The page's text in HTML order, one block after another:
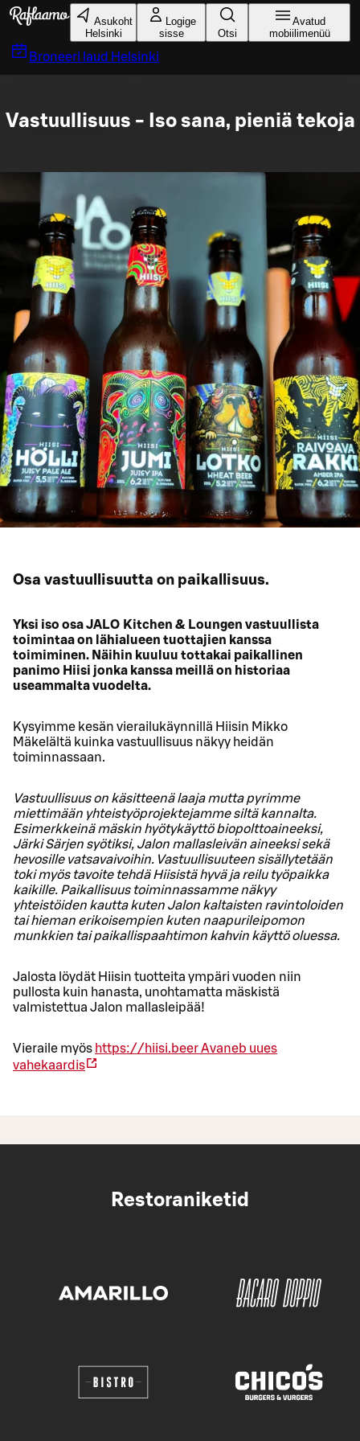
Liigu peamise sisu juurde
Asukoht
Helsinki
Logige
sisse
Otsi
Avatud
mobiilimenüü
Broneeri laud Helsinki
Vastuullisuus - Iso sana, pieniä tekoja
Osa vastuullisuutta on paikallisuus.
Yksi iso osa JALO Kitchen & Loungen vastuullista
toimintaa on lähialueen tuottajien kanssa
toimiminen. Näihin kuuluu tottakai paikallinen
panimo Hiisi jonka kanssa meillä on historiaa
useammalta vuodelta.
Kysyimme kesän vierailukäynnillä Hiisin Mikko
Mäkelältä kuinka vastuullisuus näkyy heidän
toiminnassaan.
Vastuullisuus on käsitteenä laaja mutta pyrimme
miettimään yhteistyöprojektejamme siltä kannalta.
Esimerkkeinä mäskin hyötykäyttö biopolttoaineeksi,
Järki Särjen syötiksi, Jalon mallasleivän aineeksi sekä
hevosille vatsavaivoihin. Vastuullisuuteen sisällytetään
toki myös tavoite tehdä Hiisistä hyvä ja reilu työpaikka
kaikille. Paikallisuus toiminnassamme näkyy
yhteistöiden kautta kuten Jalon kaltaisten ravintoloiden
tai hieman erikoisempien kuten naapurileipomon
munkkien tai paikallispaahtimon kahvin käyttö oluessa.
Jalosta löydät Hiisin tuotteita ympäri vuoden niin
pullosta kuin hanasta, unohtamatta mäskistä
valmistettua Jalon mallasleipää!
Vieraile myös https://hiisi.beerAvaneb uues
vahekaardis
Restoraniketid